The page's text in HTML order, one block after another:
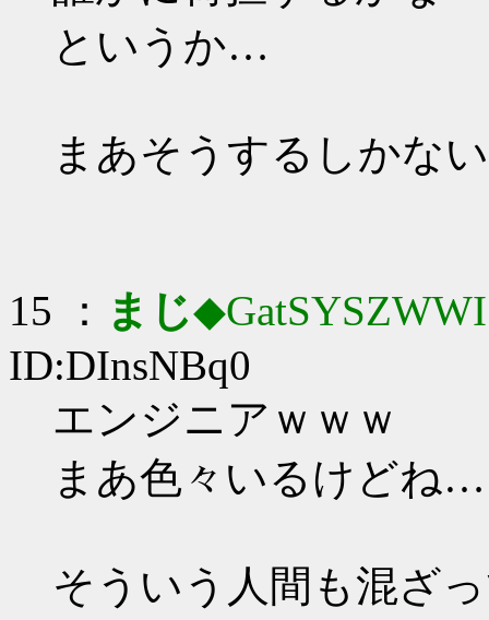
というか…
まあそうするしかな
15 ： まじ◆GatSYSZWWI
ID:DInsNBq0
エンジニアｗｗｗ
まあ色々いるけどね…
そういう人間も混ざ